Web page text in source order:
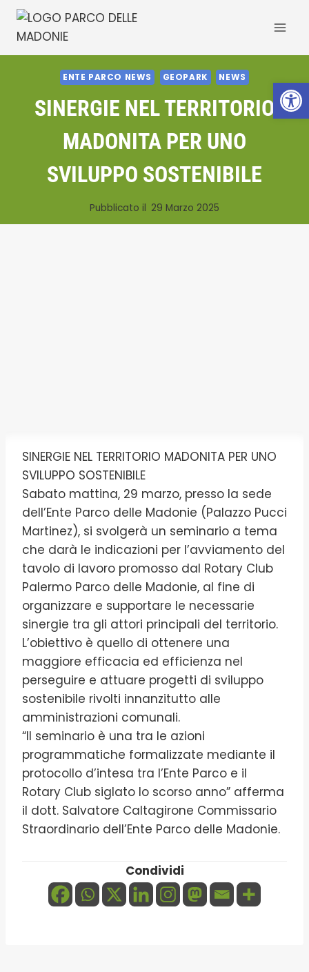
Apri
Salta
contenuto
ENTE PARCO NEWS GEOPARK NEWS
SINERGIE NEL TERRITORIO
MADONITA PER UNO
SVILUPPO SOSTENIBILE
Pubblicato il 29 Marzo 2025
SINERGIE NEL TERRITORIO MADONITA PER UNO
SVILUPPO SOSTENIBILE
Sabato mattina, 29 marzo, presso la sede
dell’Ente Parco delle Madonie (Palazzo Pucci
Martinez), si svolgerà un seminario a tema
che darà le indicazioni per l’avviamento del
tavolo di lavoro promosso dal Rotary Club
Palermo Parco delle Madonie, al fine di
organizzare e supportare le necessarie
sinergie tra gli attori principali del territorio.
L’obiettivo è quello di ottenere una
maggiore efficacia ed efficienza nel
perseguire e attuare progetti di sviluppo
sostenibile rivolti innanzitutto alle
amministrazioni comunali.
“Il seminario è una tra le azioni
programmatiche formalizzate mediante il
protocollo d’intesa tra l’Ente Parco e il
Rotary Club siglato lo scorso anno” afferma
il dott. Salvatore Caltagirone Commissario
Straordinario dell’Ente Parco delle Madonie.
Condividi